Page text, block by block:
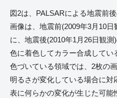
図2は、PALSARによる地震前
画像は、地震前(2009年3月10
に、地震後(2010年1月26日観
色に着色してカラー合成してい
色づいている領域では、2枚の
明るさが変化している場合に
表に何らかの変化が生じた可能